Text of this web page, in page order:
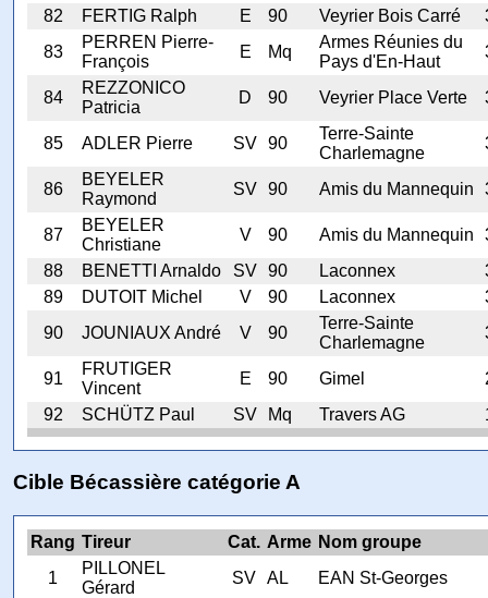
82
FERTIG Ralph E 90 Veyrier Bois Carré
83
PERREN Pierre-
François
E Mq
Armes Réunies du
Pays d'En-Haut
84
REZZONICO
Patricia
D 90 Veyrier Place Verte
85 ADLER Pierre SV 90
Terre-Sainte
Charlemagne
86
BEYELER
Raymond
SV 90 Amis du Mannequin
87
BEYELER
Christiane
V 90 Amis du Mannequin
88
BENETTI Arnaldo SV 90 Laconnex
89
DUTOIT Michel V 90 Laconnex
90
JOUNIAUX André V 90
Terre-Sainte
Charlemagne
91
FRUTIGER
Vincent
E 90 Gimel
92
SCHÜTZ Paul SV Mq Travers AG
Cible Bécassière catégorie A
Rang Tireur Cat. Arme Nom groupe
1
PILLONEL
Gérard
SV AL
EAN St-Georges